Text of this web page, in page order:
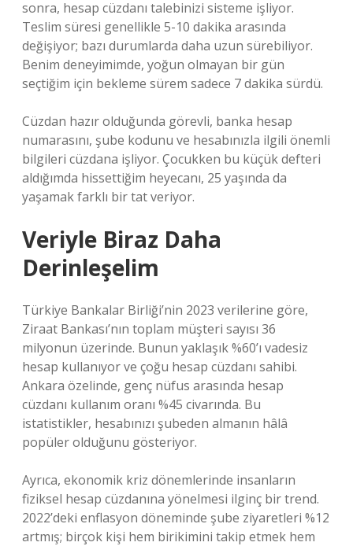
sonra, hesap cüzdanı talebinizi sisteme işliyor.
Teslim süresi genellikle 5-10 dakika arasında
değişiyor; bazı durumlarda daha uzun sürebiliyor.
Benim deneyimimde, yoğun olmayan bir gün
seçtiğim için bekleme sürem sadece 7 dakika sürdü.
Cüzdan hazır olduğunda görevli, banka hesap
numarasını, şube kodunu ve hesabınızla ilgili önemli
bilgileri cüzdana işliyor. Çocukken bu küçük defteri
aldığımda hissettiğim heyecanı, 25 yaşında da
yaşamak farklı bir tat veriyor.
Veriyle Biraz Daha
Derinleşelim
Türkiye Bankalar Birliği’nin 2023 verilerine göre,
Ziraat Bankası’nın toplam müşteri sayısı 36
milyonun üzerinde. Bunun yaklaşık %60’ı vadesiz
hesap kullanıyor ve çoğu hesap cüzdanı sahibi.
Ankara özelinde, genç nüfus arasında hesap
cüzdanı kullanım oranı %45 civarında. Bu
istatistikler, hesabınızı şubeden almanın hâlâ
popüler olduğunu gösteriyor.
Ayrıca, ekonomik kriz dönemlerinde insanların
fiziksel hesap cüzdanına yönelmesi ilginç bir trend.
2022’deki enflasyon döneminde şube ziyaretleri %12
artmış; birçok kişi hem birikimini takip etmek hem